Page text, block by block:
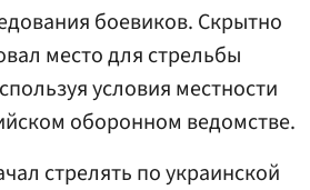
боевиков. Скрытно
место для стрельбы
условия местности
оборонном ведомстве.
стрелять по украинской